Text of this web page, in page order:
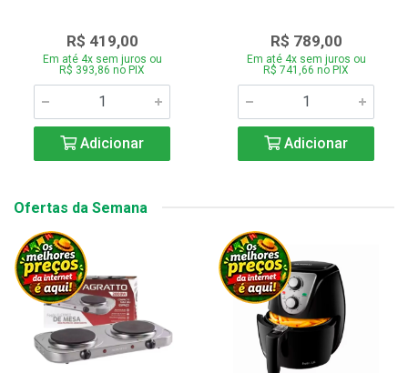
R$ 419,00
Em até 4x sem juros ou
R$ 393,86 no PIX
Adicionar
R$ 789,00
Em até 4x sem juros ou
R$ 741,66 no PIX
Adicionar
Ofertas da Semana